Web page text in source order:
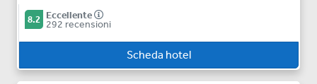
8.2 Eccellente
292 recensioni
Scheda hotel